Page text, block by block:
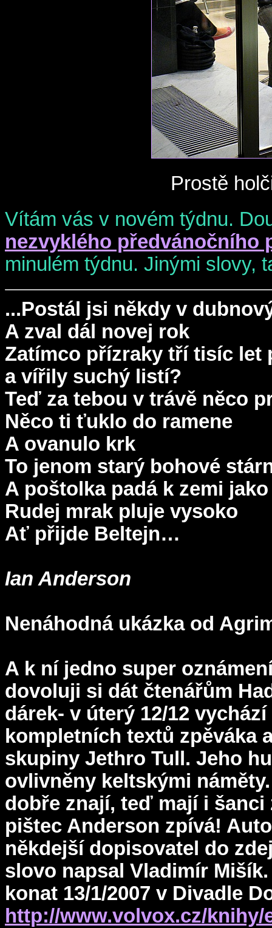
Prostě
Vítám vás v novém týdnu.
nezvyklého předvánočního
minulém týdnu. Jinými slovy,
...Postál jsi někdy v
A zval dál novej rok
Zatímco přízraky tří tisíc let
a vířily suchý listí?
Teď za tebou v trávě něco
Něco ti ťuklo do ramene
A ovanulo krk
To jenom starý bohové
A poštolka padá k zemi
Rudej mrak pluje vysoko
Ať přijde Beltejn…
Ian Anderson
Nenáhodná ukázka od
A k ní jedno super
dovoluji si dát čtenářům
dárek- v úterý 12/12
kompletních textů zpěváka
skupiny Jethro Tull. Jeho
ovlivněny keltskými
dobře znají, teď mají i
pištec Anderson zpívá!
někdejší dopisovatel do
slovo napsal Vladimír
konat 13/1/2007 v Divadle
http://www.volvox.cz/